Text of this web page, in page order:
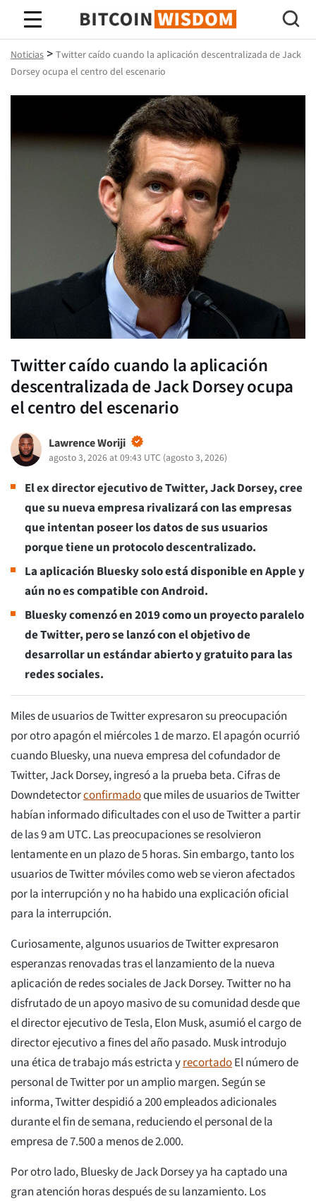
Sabiduría de Bitcoin
Noticias > Twitter caído cuando la aplicación descentralizada de Jack
Dorsey ocupa el centro del escenario
Twitter caído cuando la aplicación
descentralizada de Jack Dorsey ocupa
el centro del escenario
Lawrence Woriji
agosto 3, 2026 at 09:43 UTC (agosto 3, 2026)
El ex director ejecutivo de Twitter, Jack Dorsey, cree
que su nueva empresa rivalizará con las empresas
que intentan poseer los datos de sus usuarios
porque tiene un protocolo descentralizado.
La aplicación Bluesky solo está disponible en Apple y
aún no es compatible con Android.
Bluesky comenzó en 2019 como un proyecto paralelo
de Twitter, pero se lanzó con el objetivo de
desarrollar un estándar abierto y gratuito para las
redes sociales.
Miles de usuarios de Twitter expresaron su preocupación
por otro apagón el miércoles 1 de marzo. El apagón ocurrió
cuando Bluesky, una nueva empresa del cofundador de
Twitter, Jack Dorsey, ingresó a la prueba beta. Cifras de
Downdetectorconfirmadoque miles de usuarios de Twitter
habían informado dificultades con el uso de Twitter a partir
de las 9 am UTC. Las preocupaciones se resolvieron
lentamente en un plazo de 5 horas. Sin embargo, tanto los
usuarios de Twitter móviles como web se vieron afectados
por la interrupción y no ha habido una explicación oficial
para la interrupción.
Curiosamente, algunos usuarios de Twitter expresaron
esperanzas renovadas tras el lanzamiento de la nueva
aplicación de redes sociales de Jack Dorsey. Twitter no ha
disfrutado de un apoyo masivo de su comunidad desde que
el director ejecutivo de Tesla, Elon Musk, asumió el cargo de
director ejecutivo a fines del año pasado. Musk introdujo
una ética de trabajo más estricta yrecortadoEl número de
personal de Twitter por un amplio margen. Según se
informa, Twitter despidió a 200 empleados adicionales
durante el fin de semana, reduciendo el personal de la
empresa de 7.500 a menos de 2.000.
Por otro lado, Bluesky de Jack Dorsey ya ha captado una
gran atención horas después de su lanzamiento. Los